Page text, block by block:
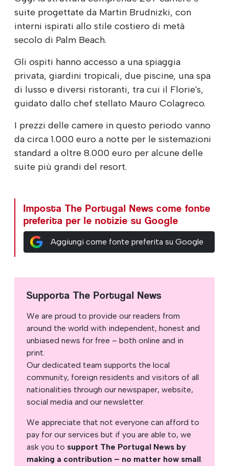
suite progettate da Martin Brudnizki, con
interni ispirati allo stile costiero di metà
secolo di Palm Beach.
Gli ospiti hanno accesso a una spiaggia
privata, giardini tropicali, due piscine, una spa
di lusso e diversi ristoranti, tra cui il Florie's,
guidato dallo chef stellato Mauro Colagreco.
I prezzi delle camere in questo periodo vanno
da circa 1.000 euro a notte per le sistemazioni
standard a oltre 8.000 euro per alcune delle
suite più grandi del resort.
Imposta The Portugal News come fonte
preferita per le notizie su Google
Aggiungi come fonte preferita su Google
Supporta The Portugal News
We are proud to provide our readers from
around the world with independent, honest and
unbiased news for free – both online and in
print.
Our dedicated team supports the local
community, foreign residents and visitors of all
nationalities through our newspaper, website,
social media and our newsletter.
We appreciate that not everyone can afford to
pay for our services but if you are able to, we
ask you to support The Portugal News by
making a contribution – no matter how small.